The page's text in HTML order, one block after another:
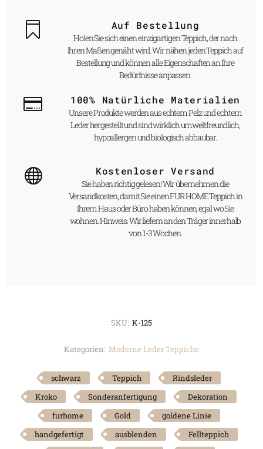
Auf Bestellung
Holen Sie sich einen einzigartigen Teppich, der nach
Ihren Maßen genäht wird. Wir nähen jeden Teppich auf
Bestellung und können alle Eigenschaften an Ihre
Bedürfnisse anpassen.
100% Natürliche Materialien
Unsere Produkte werden aus echtem Pelz und echtem
Leder hergestellt und sind wirklich umweltfreundlich,
hypoallergen und biologisch abbaubar.
Kostenloser Versand
Sie haben richtig gelesen! Wir übernehmen die
Versandkosten, damit Sie einen FUR HOME Teppich in
Ihrem Haus oder Büro haben können, egal wo Sie
wohnen. Hinweis: Wir liefern an den Träger innerhalb
von 1-3 Wochen.
SKU: K-125
Kategorien: Moderne Leder Teppiche
schwarz Teppich
Rindsleder
Kroko
Sonderanfertigung
Dekoration
furhome
Gold
goldene Linie
handgefertigt
ausblenden
Fellteppich